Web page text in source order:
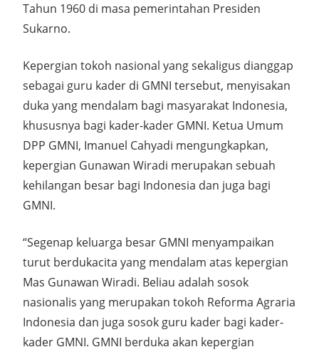
Tahun 1960 di masa pemerintahan Presiden
Sukarno.
Kepergian tokoh nasional yang sekaligus dianggap
sebagai guru kader di GMNI tersebut, menyisakan
duka yang mendalam bagi masyarakat Indonesia,
khususnya bagi kader-kader GMNI. Ketua Umum
DPP GMNI, Imanuel Cahyadi mengungkapkan,
kepergian Gunawan Wiradi merupakan sebuah
kehilangan besar bagi Indonesia dan juga bagi
GMNI.
“Segenap keluarga besar GMNI menyampaikan
turut berdukacita yang mendalam atas kepergian
Mas Gunawan Wiradi. Beliau adalah sosok
nasionalis yang merupakan tokoh Reforma Agraria
Indonesia dan juga sosok guru kader bagi kader-
kader GMNI. GMNI berduka akan kepergian